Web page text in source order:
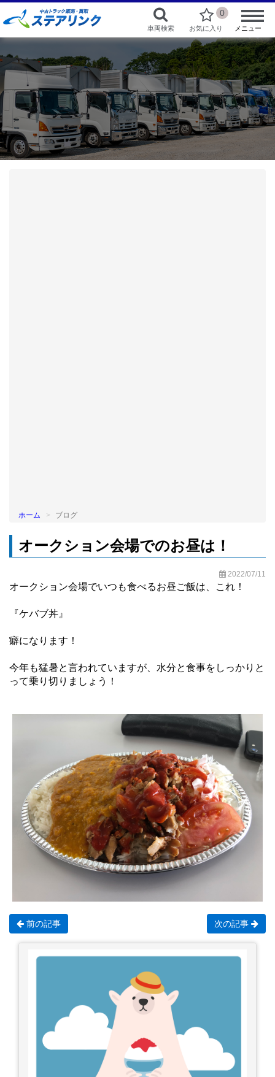
車両検索
0
お気に入り メニュー
ホーム ブログ
オークション会場でのお昼は！
2022/07/11
オークション会場でいつも食べるお昼ご飯は、これ！
『ケバブ丼』
癖になります！
今年も猛暑と言われていますが、水分と食事をしっかりと
って乗り切りましょう！
前の記事 次の記事